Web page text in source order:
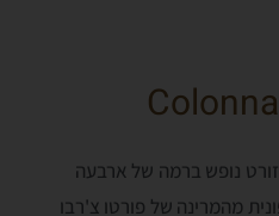
נופש ברמה של ארבעה
מהמרינה של פורטו צ'רבו